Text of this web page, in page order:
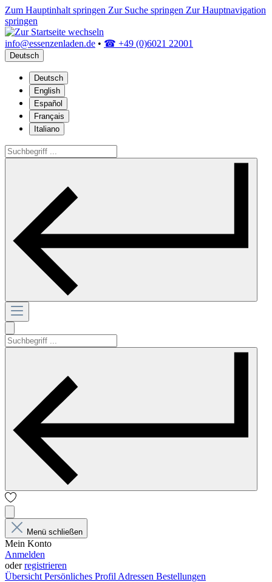
Zum Hauptinhalt springen Zur Suche springen Zur Hauptnavigation
springen
info@essenzenladen.de • ☎ +49 (0)6021 22001
Deutsch
Deutsch
English
Español
Français
Italiano
Menü schließen
Mein Konto
Anmelden
oderregistrieren
Übersicht Persönliches Profil Adressen Bestellungen